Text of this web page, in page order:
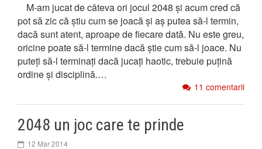
M-am jucat de câteva ori jocul 2048 și acum cred că
pot să zic că știu cum se joacă și aș putea să-l termin,
dacă sunt atent, aproape de fiecare dată. Nu este greu,
oricine poate să-l termine dacă știe cum să-l joace. Nu
puteți să-l terminați dacă jucați haotic, trebuie puțină
ordine și disciplină.…
11 comentarii
2048 un joc care te prinde
12 Mar 2014